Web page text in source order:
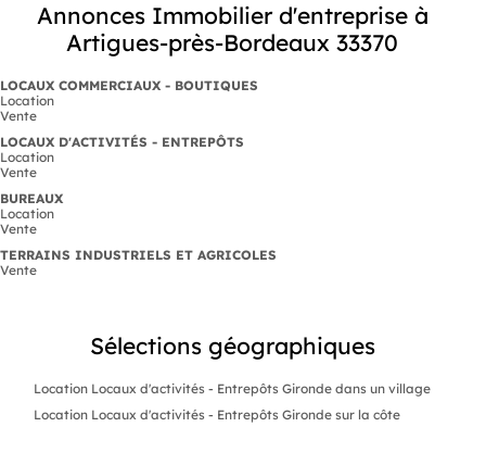
Annonces Immobilier d'entreprise à
Artigues-près-Bordeaux 33370
LOCAUX COMMERCIAUX - BOUTIQUES
Location
Vente
LOCAUX D'ACTIVITÉS - ENTREPÔTS
Location
Vente
BUREAUX
Location
Vente
TERRAINS INDUSTRIELS ET AGRICOLES
Vente
Sélections géographiques
Location Locaux d'activités - Entrepôts Gironde dans un village
Location Locaux d'activités - Entrepôts Gironde sur la côte